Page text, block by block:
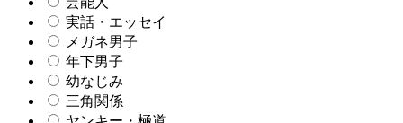
実話・エッセイ
メガネ男子
年下男子
幼なじみ
三角関係